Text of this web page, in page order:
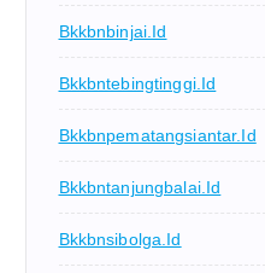
Bkkbnbinjai.id
Bkkbntebingtinggi.id
Bkkbnpematangsiantar.id
Bkkbntanjungbalai.id
Bkkbnsibolga.id